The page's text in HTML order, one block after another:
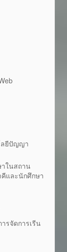
ลยีปัญญา
ในสถาน
และนักศึกษา
รจัดการเรีน